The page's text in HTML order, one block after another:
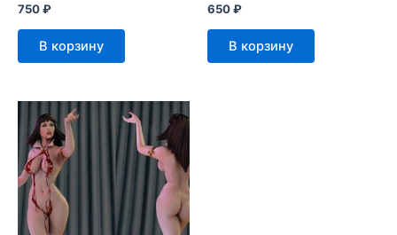
750₽
В корзину
650₽
В корзину